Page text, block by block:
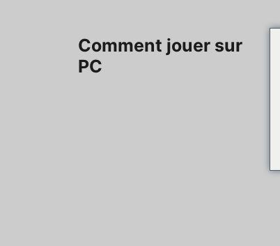
Comment jouer sur
PC